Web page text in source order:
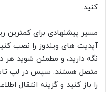
کنید.
مسیر پیشنهادی برای
آپدیت های ویندوز را نصب
را باز کنید و گزینه انتقال